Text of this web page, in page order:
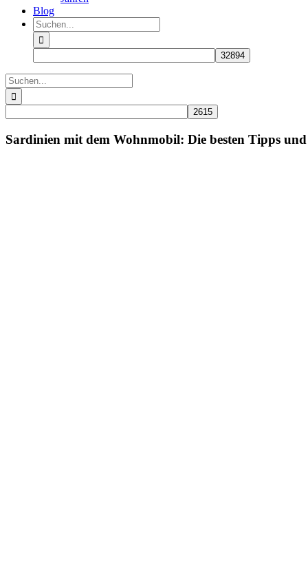
Blog
Suche
nach:
Suche
nach:
Sardinien mit dem Wohnmobil: Die besten Tipps